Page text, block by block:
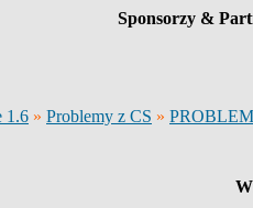
Sponsorzy &
1.6 » Problemy z CS »